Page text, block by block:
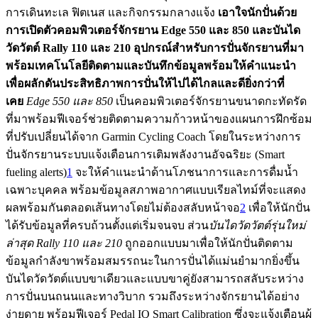
การเดินทะเล ฟิตเนส และกิจกรรมกลางแจ้ง เอาใจนักปั่นด้วย
การเปิดตัวคอมพิวเตอร์จักรยาน Edge 550 และ 850 และบันได
วัดวัตต์ Rally 110 และ 210 อุปกรณ์สำหรับการปั่นจักรยานที่มา
พร้อมเทคโนโลยีติดตามและบันทึกข้อมูลพร้อมให้คำแนะนำ
เพื่อผลักดันประสิทธิภาพการปั่นให้ไปได้ไกลและดียิ่งกว่าที่
เคย Edge 550 และ 850 เป็นคอมพิวเตอร์จักรยานขนาดกะทัดรัด
ที่มาพร้อมฟีเจอร์ช่วยติดตามความก้าวหน้าของแผนการฝึกซ้อม
ที่ปรับเปลี่ยนได้จาก Garmin Cycling Coach โดยในระหว่างการ
ปั่นจักรยานระบบแจ้งเตือนการเติมพลังงานอัจฉริยะ (Smart
fueling alerts)1 จะให้คำแนะนำด้านโภชนาการและการดื่มน้ำ
เฉพาะบุคคล พร้อมข้อมูลสภาพอากาศแบบเรียลไทม์ที่จะแสดง
ผลพร้อมกันตลอดเส้นทางโดยไม่ต้องสลับหน้าจอ2 เพื่อให้นักปั่น
ได้รับข้อมูลที่ครบถ้วนตั้งแต่เริ่มจนจบ ส่วนบันไดวัดวัตต์รุ่นใหม่
ล่าสุด Rally 110 และ 210 ถูกออกแบบมาเพื่อให้นักปั่นติดตาม
ข้อมูลกำลังขาพร้อมสมรรถนะในการปั่นได้แม่นยำมากยิ่งขึ้น
บันไดวัดวัตต์แบบขาเดียวและแบบขาคู่ยังสามารถสลับระหว่าง
การปั่นบนถนนและทางวิบาก รวมถึงระหว่างจักรยานได้อย่าง
ง่ายดาย พร้อมฟีเจอร์ Pedal IQ Smart Calibration ซึ่งจะแจ้งเตือนผู้